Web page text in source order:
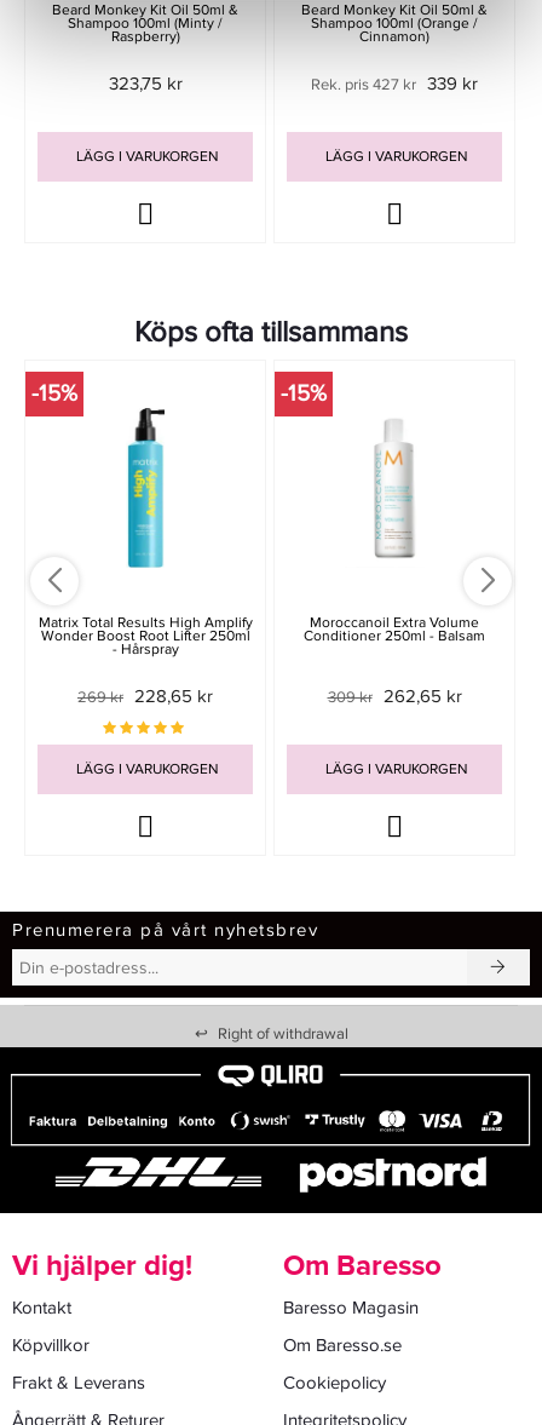
Beard Monkey Kit Oil 50ml &
Shampoo 100ml (Minty /
Raspberry)
323,75 kr
LÄGG I VARUKORGEN
Beard Monkey Kit Oil 50ml &
Shampoo 100ml (Orange /
Cinnamon)
Rek. pris 427 kr 339 kr
LÄGG I VARUKORGEN
Köps ofta tillsammans
-15%
Matrix Total Results High Amplify
Wonder Boost Root Lifter 250ml
- Hårspray
269 kr 228,65 kr
LÄGG I VARUKORGEN
-15%
Moroccanoil Extra Volume
Conditioner 250ml - Balsam
309 kr 262,65 kr
LÄGG I VARUKORGEN
Prenumerera på vårt nyhetsbrev
↩ Right of withdrawal
Vi hjälper dig!
Kontakt
Köpvillkor
Frakt & Leverans
Ångerrätt & Returer
Om Baresso
Baresso Magasin
Om Baresso.se
Cookiepolicy
Integritetspolicy